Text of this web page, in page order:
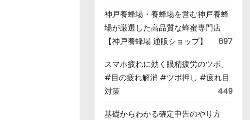
神戸養蜂場・養蜂場を営む神戸養蜂
場が厳選した高品質な蜂蜜専門店
【神戸養蜂場 通販ショップ】
697
スマホ疲れに効く眼精疲労のツボ。
#目の疲れ解消 #ツボ押し #疲れ目
対策
449
基礎からわかる確定申告のやり方